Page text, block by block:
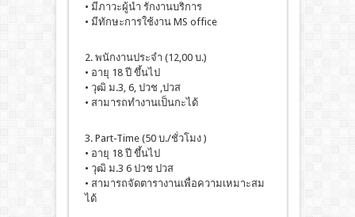
• มีภาวะผู้นำ รักงานบริการ
• มีทักษะการใช้งาน MS office
2. พนักงานประจำ (12,00 บ.)
• อายุ 18 ปี ขึ้นไป
• วุฒิ ม.3, 6, ปวช ,ปวส
• สามารถทำงานเป็นกะได้
3. Part-Time (50 บ./ชั่วโมง )
• อายุ 18 ปี ขึ้นไป
• วุฒิ ม.3 6 ปวช ปวส
• สามารถจัดตารางานเพื่อความเหมาะสม
ได้